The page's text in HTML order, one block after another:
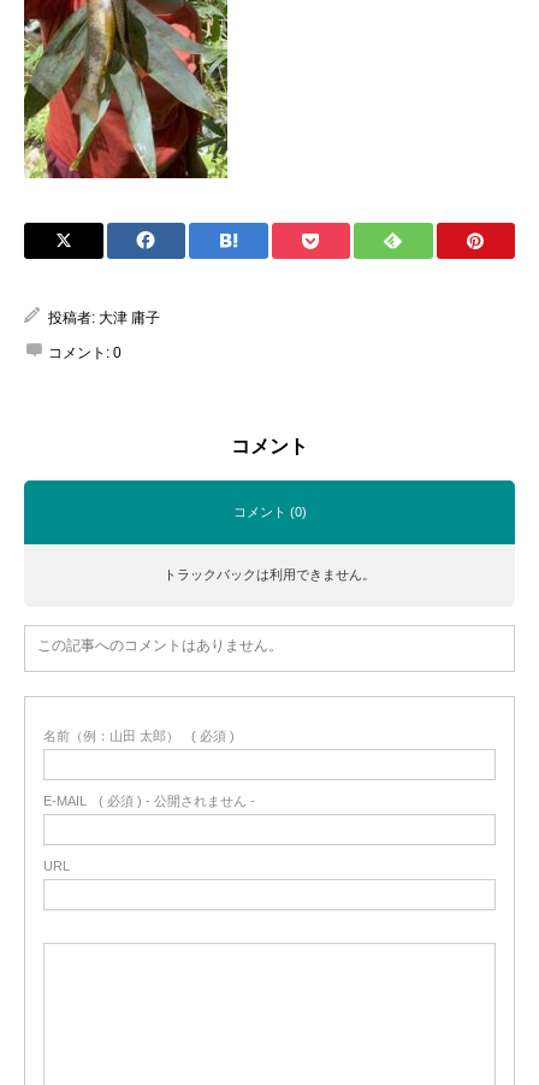
投稿者: 大津 庸子
コメント: 0
コメント
コメント (0)
トラックバックは利用できません。
この記事へのコメントはありません。
名前（例：山田 太郎） ( 必須 )
E-MAIL ( 必須 ) - 公開されません -
URL